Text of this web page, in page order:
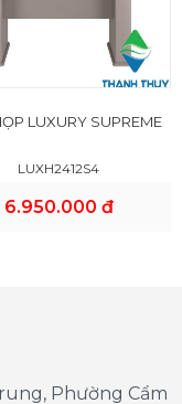
LUXURY SUPREME
LUXH2412S4
6.950.000 đ
Phường Cẩm